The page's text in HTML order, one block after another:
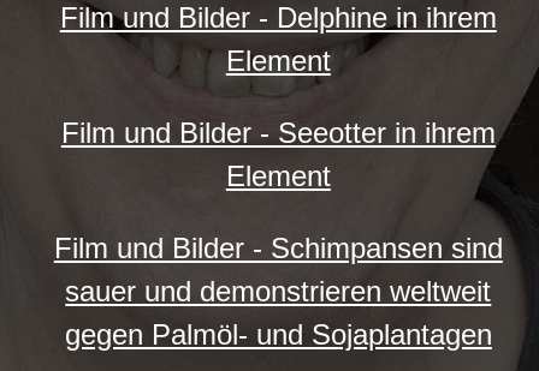
Film und Bilder - Delphine in ihrem
Element
Film und Bilder - Seeotter in ihrem
Element
Film und Bilder - Schimpansen sind
sauer und demonstrieren weltweit
gegen Palmöl- und Sojaplantagen